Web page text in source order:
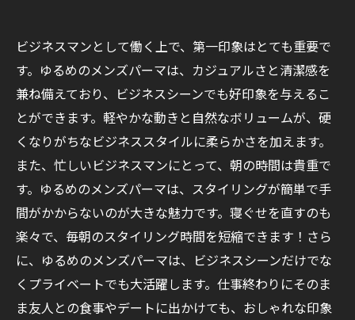
ビジネスマンとして働く上で、第一印象はとても重要で
す。ゆるめのメンズパーマは、カジュアルさと清潔感を
兼ね備えており、ビジネスシーンでも好印象を与えるこ
とができます。軽やかな動きと自然なボリュームが、硬
くなりがちなビジネススタイルに柔らかさを加えます。
また、忙しいビジネスマンにとって、朝の時間は貴重で
す。ゆるめのメンズパーマは、スタイリングが簡単で手
間がかからないのが大きな魅力です。寝ぐせを直すのも
楽々で、毎朝のスタイリング時間を短縮できます！さら
に、ゆるめのメンズパーマは、ビジネスシーンだけでな
くプライベートでも大活躍します。仕事終わりにそのま
ま友人との食事やデートに出かけても、おしゃれな印象